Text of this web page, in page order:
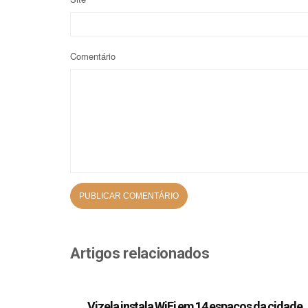
Comentário
Artigos relacionados